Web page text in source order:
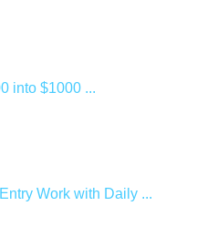
into $1000 ...
Work with Daily ...